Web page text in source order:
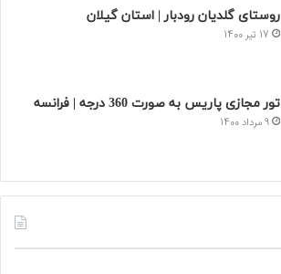
روستای گلدیان رودبار | استان گیلان
17 تیر 1400
تور مجازی پاریس به صورت 360 درجه | فرانسه
9 مرداد 1400